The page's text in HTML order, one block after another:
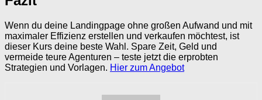
Wenn du deine Landingpage ohne großen Aufwand und mit
maximaler Effizienz erstellen und verkaufen möchtest, ist
dieser Kurs deine beste Wahl. Spare Zeit, Geld und
vermeide teure Agenturen – teste jetzt die erprobten
Strategien und Vorlagen. Hier zum Angebot